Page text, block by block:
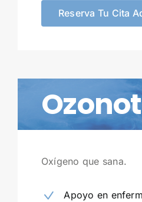
Reserva Tu Cita
Oxígeno que sana.
Apoyo en